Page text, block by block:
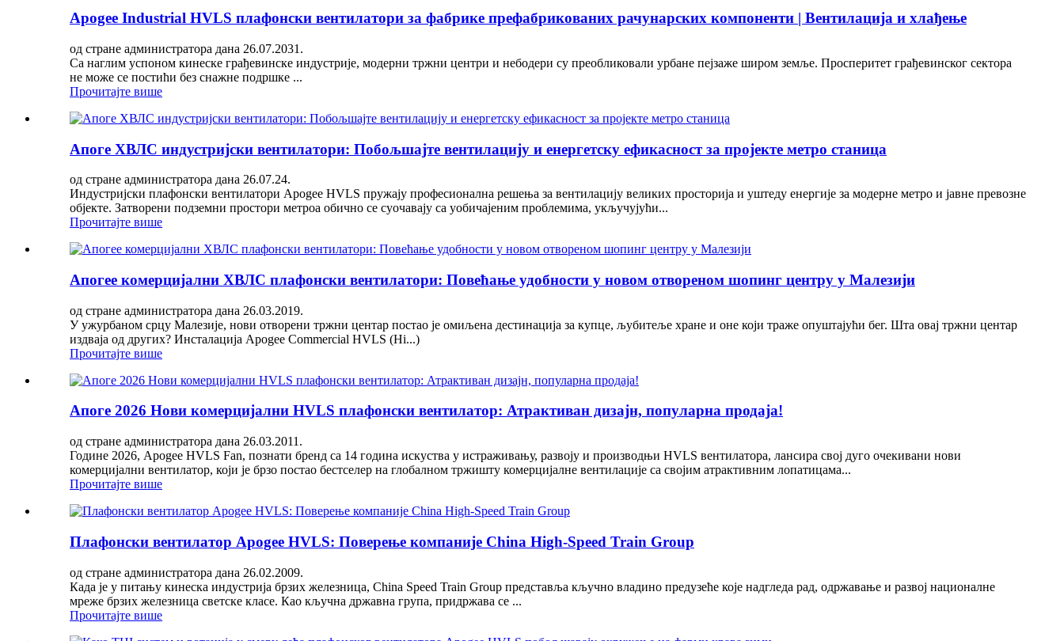
Apogee Industrial HVLS плафонски вентилатори за фабрике префабрикованих рачунарских компоненти | Вентилација и хлађење
од стране администратора дана 26.07.2031.
Са наглим успоном кинеске грађевинске индустрије, модерни тржни центри и небодери су преобликовали урбане пејзаже широм земље. Просперитет грађевинског сектора
не може се постићи без снажне подршке ...
Прочитајте више
Апоге ХВЛС индустријски вентилатори: Побољшајте вентилацију и енергетску ефикасност за пројекте метро станица
од стране администратора дана 26.07.24.
Индустријски плафонски вентилатори Apogee HVLS пружају професионална решења за вентилацију великих просторија и уштеду енергије за модерне метро и јавне превозне
објекте. Затворени подземни простори метроа обично се суочавају са уобичајеним проблемима, укључујући...
Прочитајте више
Апогее комерцијални ХВЛС плафонски вентилатори: Повећање удобности у новом отвореном шопинг центру у Малезији
од стране администратора дана 26.03.2019.
У ужурбаном срцу Малезије, нови отворени тржни центар постао је омиљена дестинација за купце, љубитеље хране и оне који траже опуштајући бег. Шта овај тржни центар
издваја од других? Инсталација Apogee Commercial HVLS (Hi...)
Прочитајте више
Апоге 2026 Нови комерцијални HVLS плафонски вентилатор: Атрактиван дизајн, популарна продаја!
од стране администратора дана 26.03.2011.
Године 2026, Apogee HVLS Fan, познати бренд са 14 година искуства у истраживању, развоју и производњи HVLS вентилатора, лансира свој дуго очекивани нови
комерцијални вентилатор, који је брзо постао бестселер на глобалном тржишту комерцијалне вентилације са својим атрактивним лопатицама...
Прочитајте више
Плафонски вентилатор Apogee HVLS: Поверење компаније China High-Speed ​​Train Group
од стране администратора дана 26.02.2009.
Када је у питању кинеска индустрија брзих железница, China Speed ​​Train Group представља кључно владино предузеће које надгледа рад, одржавање и развој националне
мреже брзих железница светске класе. Као кључна државна група, придржава се ...
Прочитајте више